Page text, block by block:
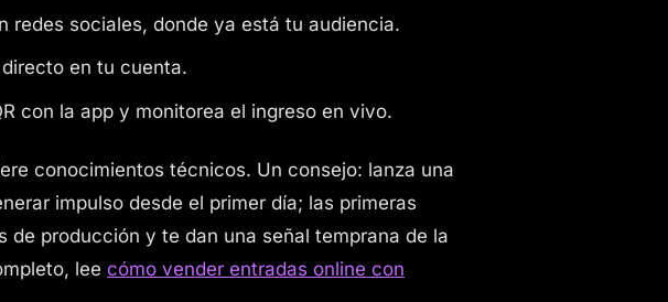
redes sociales, donde ya está tu audiencia.
en tu cuenta.
con la app y monitorea el ingreso en vivo.
conocimientos técnicos. Un consejo: lanza una
impulso desde el primer día; las primeras
producción y te dan una señal temprana de la
lee cómo vender entradas online con